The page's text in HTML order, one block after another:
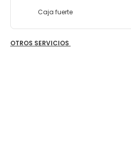
Caja fuerte
OTROS SERVICIOS